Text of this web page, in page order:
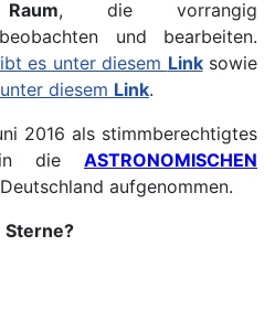
, die vorrangig
und bearbeiten.
es unter diesem Linksowie
diesem Link.
2016 als stimmberechtigtes
in die ASTRONOMISCHEN
aufgenommen.
Sterne?